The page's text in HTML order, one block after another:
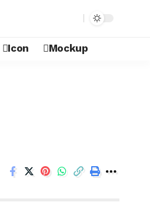
Icon Mockup